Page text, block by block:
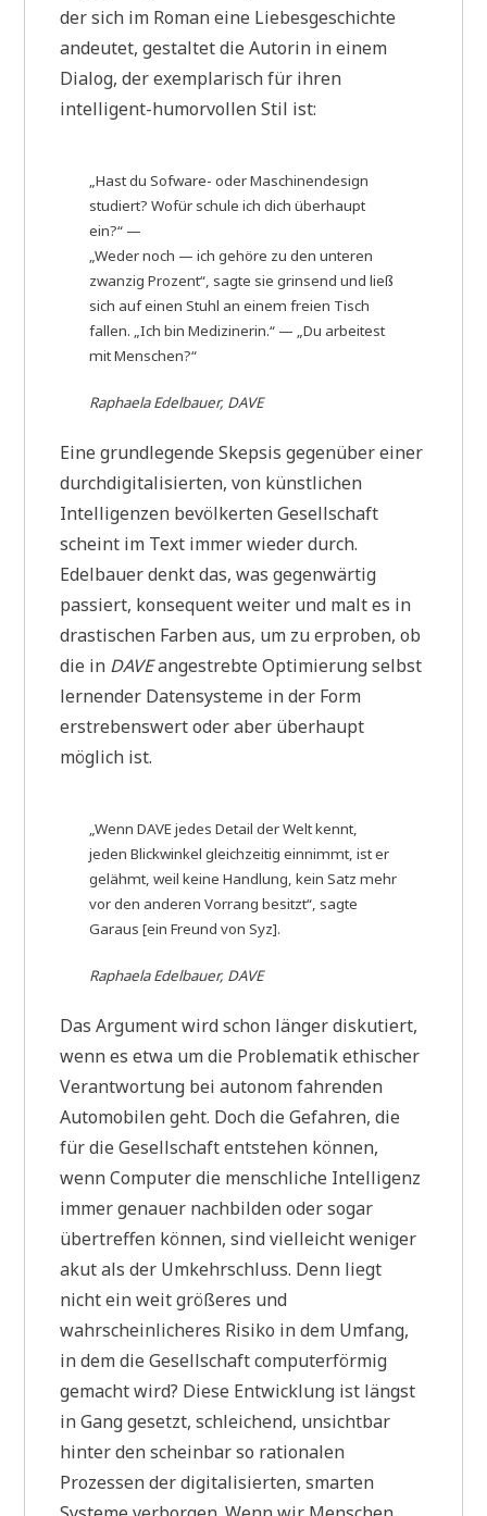
der sich im Roman eine Liebesgeschichte
andeutet, gestaltet die Autorin in einem
Dialog, der exemplarisch für ihren
intelligent-humorvollen Stil ist:
„Hast du Sofware- oder Maschinendesign
studiert? Wofür schule ich dich überhaupt
ein?“ —
„Weder noch — ich gehöre zu den unteren
zwanzig Prozent“, sagte sie grinsend und ließ
sich auf einen Stuhl an einem freien Tisch
fallen. „Ich bin Medizinerin.“ — „Du arbeitest
mit Menschen?“
Raphaela Edelbauer, DAVE
Eine grundlegende Skepsis gegenüber einer
durchdigitalisierten, von künstlichen
Intelligenzen bevölkerten Gesellschaft
scheint im Text immer wieder durch.
Edelbauer denkt das, was gegenwärtig
passiert, konsequent weiter und malt es in
drastischen Farben aus, um zu erproben, ob
die in DAVEangestrebte Optimierung selbst
lernender Datensysteme in der Form
erstrebenswert oder aber überhaupt
möglich ist.
„Wenn DAVE jedes Detail der Welt kennt,
jeden Blickwinkel gleichzeitig einnimmt, ist er
gelähmt, weil keine Handlung, kein Satz mehr
vor den anderen Vorrang besitzt“, sagte
Garaus [ein Freund von Syz].
Raphaela Edelbauer, DAVE
Das Argument wird schon länger diskutiert,
wenn es etwa um die Problematik ethischer
Verantwortung bei autonom fahrenden
Automobilen geht. Doch die Gefahren, die
für die Gesellschaft entstehen können,
wenn Computer die menschliche Intelligenz
immer genauer nachbilden oder sogar
übertreffen können, sind vielleicht weniger
akut als der Umkehrschluss. Denn liegt
nicht ein weit größeres und
wahrscheinlicheres Risiko in dem Umfang,
in dem die Gesellschaft computerförmig
gemacht wird? Diese Entwicklung ist längst
in Gang gesetzt, schleichend, unsichtbar
hinter den scheinbar so rationalen
Prozessen der digitalisierten, smarten